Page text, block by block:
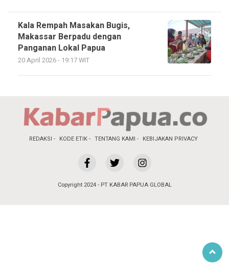
Kala Rempah Masakan Bugis,
Makassar Berpadu dengan
Panganan Lokal Papua
20 April 2026 - 19:17 WIT
REDAKSI KODE ETIK TENTANG KAMI KEBIJAKAN PRIVACY
Copyright 2024 - PT KABAR PAPUA GLOBAL